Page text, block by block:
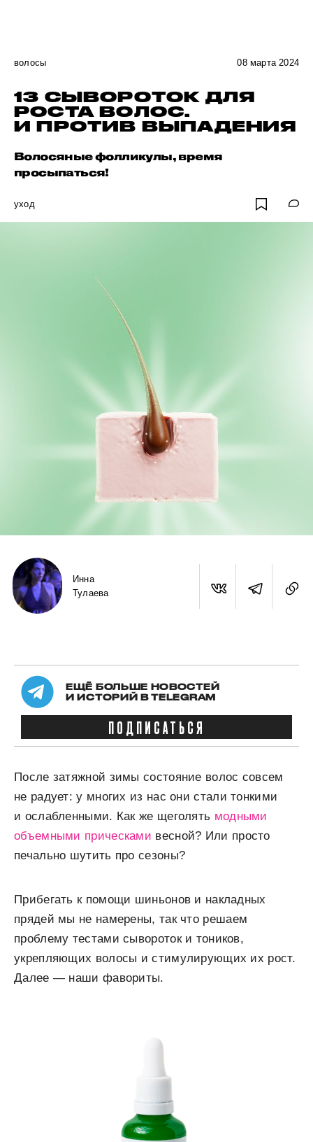
волосы 08 марта 2024
13 СЫВОРОТОК ДЛЯ
РОСТА ВОЛОС.
И ПРОТИВ ВЫПАДЕНИЯ
Волосяные фолликулы, время
просыпаться!
уход
Инна
Тулаева
ЕЩЁ БОЛЬШЕ НОВОСТЕЙ
И ИСТОРИЙ В TELEGRAM
ПОДПИСАТЬСЯ
После затяжной зимы состояние волос совсем
не радует: у многих из нас они стали тонкими
и ослабленными. Как же щеголять модными
объемными прическами весной? Или просто
печально шутить про сезоны?
Прибегать к помощи шиньонов и накладных
прядей мы не намерены, так что решаем
проблему тестами сывороток и тоников,
укрепляющих волосы и стимулирующих их рост.
Далее — наши фавориты.